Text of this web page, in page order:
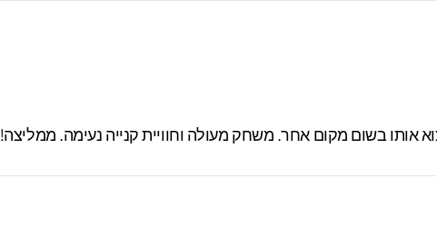
בשום מקום אחר. משחק מעולה וחוויית קנייה נעימה. ממליצה!